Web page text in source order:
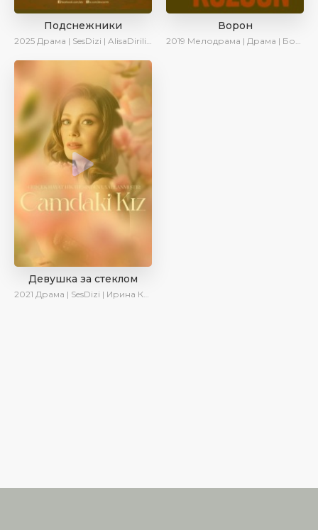
Подснежники
2025 Драма | SesDizi | AlisaDirilis | Новинки | Сериалы 2025
Ворон
2019 Мелодрама | Драма | Боевик | SesDizi | AveTurk
Девушка за стеклом
2021 Драма | SesDizi | Ирина Котова